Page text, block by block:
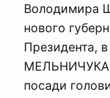
Володимира
нового
Президента, в
МЕЛЬНИЧУКА
посади